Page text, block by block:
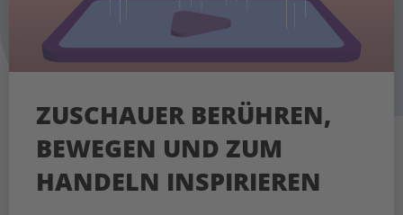
ZUSCHAUER BERÜHREN,
BEWEGEN UND ZUM
HANDELN INSPIRIEREN